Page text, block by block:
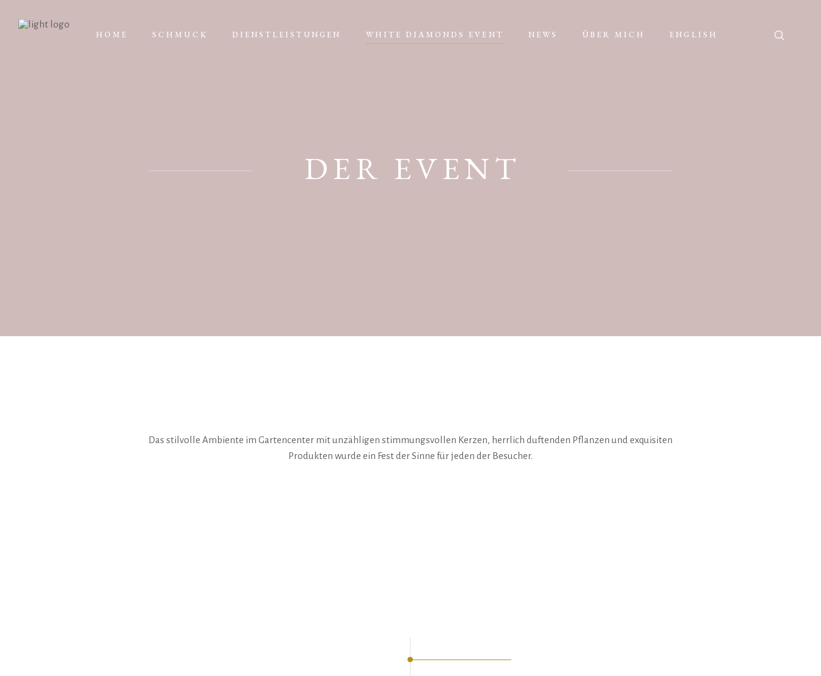
HOME SCHMUCK DIENSTLEISTUNGEN WHITE DIAMONDS EVENT NEWS ÜBER MICH ENGLISH
DER EVENT
Das stilvolle Ambiente im Gartencenter mit unzähligen stimmungsvollen Kerzen, herrlich duftenden Pflanzen und exquisiten
Produkten wurde ein Fest der Sinne für jeden der Besucher.